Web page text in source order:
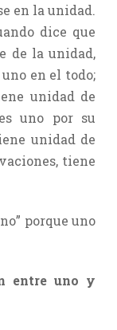
en la unidad.
dice que
de la unidad,
en el todo;
unidad de
uno por su
unidad de
tiene
porque uno
entre uno y